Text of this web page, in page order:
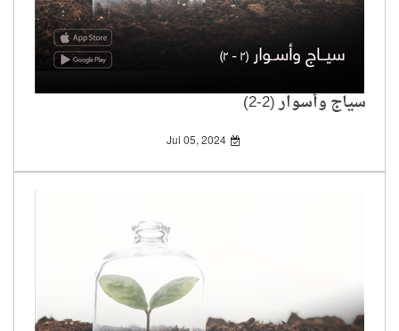
سياج وأسوار (2-2)
Jul 05, 2024